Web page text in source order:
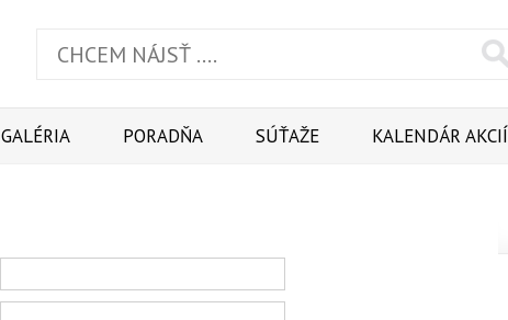
GALÉRIA PORADŇA SÚŤAŽE KALENDÁR AKCIÍ